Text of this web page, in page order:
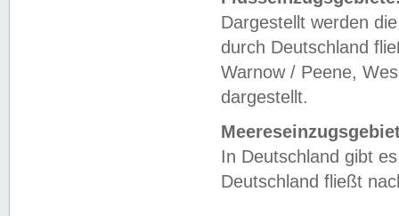
Dargestellt werden
durch Deutschland
Warnow / Peene,
dargestellt.
In Deutschland gibt
Deutschland fließt